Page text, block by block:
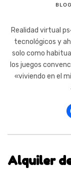
BLOG
Realidad virtual
tecnológicos y
solo como
los juegos
«viviendo en el
Alquiler